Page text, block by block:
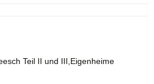
Teil II und III,Eigenheime